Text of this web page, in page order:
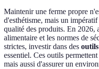
Maintenir une ferme propre
d'esthétisme, mais un
qualité des produits. En 2026,
alimentaire et les normes de
strictes, investir dans des
essentiel. Ces outils
mais aussi d'assurer un